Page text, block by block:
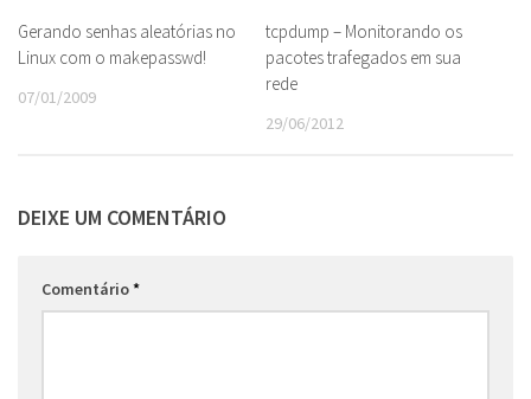
Gerando senhas aleatórias no
Linux com o makepasswd!
07/01/2009
tcpdump – Monitorando os
pacotes trafegados em sua
rede
29/06/2012
DEIXE UM COMENTÁRIO
Comentário*